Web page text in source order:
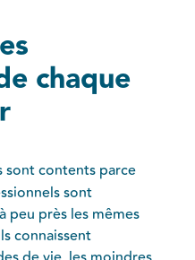
chaque
sont contents parce
sont
peu près les mêmes
connaissent